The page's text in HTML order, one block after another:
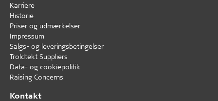
Karriere
Historie
Priser og udmærkelser
Impressum
Salgs- og leveringsbetingelser
Troldtekt Suppliers
Data- og cookiepolitik
Raising Concerns
Kontakt